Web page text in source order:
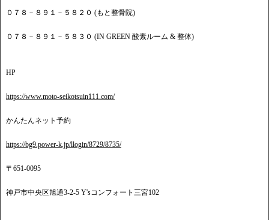
０７８－８９１－５８２０ (もと整骨院)
０７８－８９１－５８３０ (IN GREEN 酸素ルーム & 整体)
HP
https://www.moto-seikotsuin111.com/
かんたんネット予約
https://bg9.power-k.jp/llogin/8729/8735/
〒651-0095
神戸市中央区旭通3-2-5 Y'sコンフォート三宮102